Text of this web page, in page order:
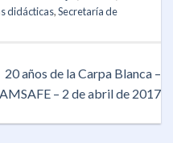
didácticas,Secretaría de
20 años de la Carpa Blanca –
AMSAFE – 2 de abril de 2017